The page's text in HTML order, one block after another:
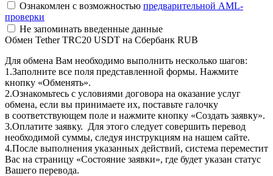
Ознакомлен с возможностью предварительной AML-
проверки
Не запоминать введенные данные
Обмен Tether TRC20 USDT на Сбербанк RUB
Для обмена Вам необходимо выполнить несколько шагов:
1.Заполните все поля представленной формы. Нажмите
кнопку «Обменять».
2.Ознакомьтесь с условиями договора на оказание услуг
обмена, если вы принимаете их, поставьте галочку
в соответствующем поле и нажмите кнопку «Создать заявку».
3.Оплатите заявку. Для этого следует совершить перевод
необходимой суммы, следуя инструкциям на нашем сайте.
4.После выполнения указанных действий, система переместит
Вас на страницу «Состояние заявки», где будет указан статус
Вашего перевода.